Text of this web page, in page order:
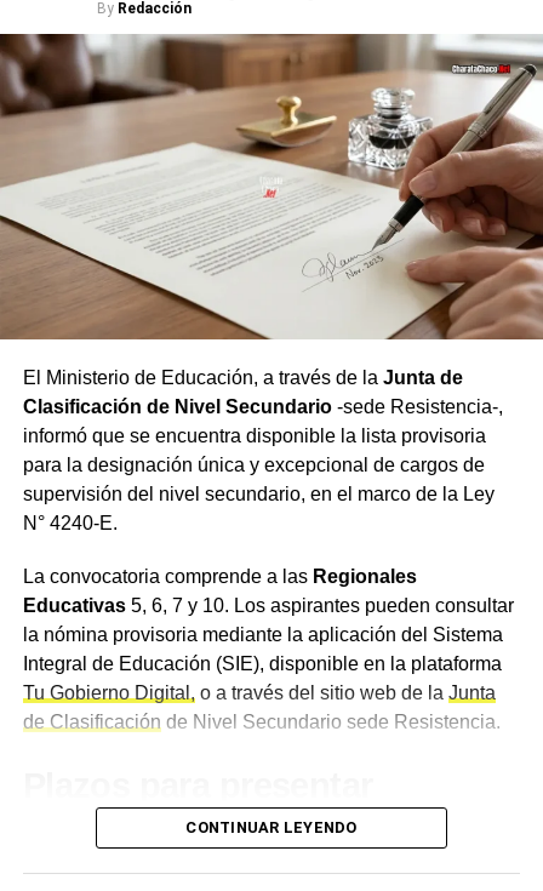
entidad con la preservación y difusión del patrimonio
cultural chaqueño.
Fischer sostuvo que, en esta «enciclopedia mágica» que
retoma el banco, cada pieza ocupa un lugar único en la
historia del Norte Grande, y que en esa acción radica su
verdadero valor.
Última oportunidad para
visitar la muestra
exposición como a quienes deseen volver a disfrutarla, a
participar de la jornada de cierre y compartir un encuentro
junto a los protagonistas de las obras que forman parte de
esta colección.
By Redacción
El Ministerio de Educación, a través de la Junta de
Clasificación de Nivel Secundario-sede Resistencia-,
informó que se encuentra disponible la lista provisoria
para la designación única y excepcional de cargos de
supervisión del nivel secundario, en el marco de la Ley
N° 4240-E.
La convocatoria comprende a las Regionales
Educativas5, 6, 7 y 10. Los aspirantes pueden consultar
la nómina provisoria mediante la aplicación del Sistema
Integral de Educación (SIE), disponible en la plataforma
Tu Gobierno Digital, o a través del sitio web de la Junta
de Clasificación de Nivel Secundario sede Resistencia.
CONTINUAR LEYENDO